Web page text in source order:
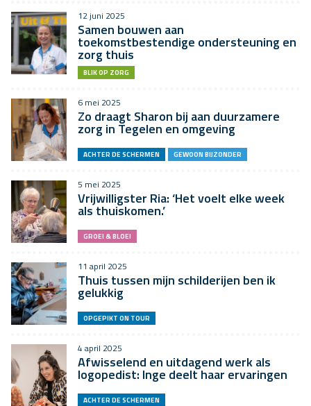
12 juni 2025
Samen bouwen aan
toekomstbestendige ondersteuning en
zorg thuis
BLIK OP ZORG
6 mei 2025
Zo draagt Sharon bij aan duurzamere
zorg in Tegelen en omgeving
ACHTER DE SCHERMEN GEWOON BIJZONDER
5 mei 2025
Vrijwilligster Ria: ‘Het voelt elke week
als thuiskomen.’
GROEI & BLOEI
11 april 2025
Thuis tussen mijn schilderijen ben ik
gelukkig
OPGEPIKT ON TOUR
4 april 2025
Afwisselend en uitdagend werk als
logopedist: Inge deelt haar ervaringen
ACHTER DE SCHERMEN